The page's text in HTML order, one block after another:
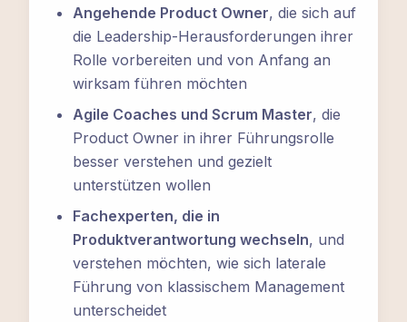
Angehende Product Owner, die sich auf
die Leadership-Herausforderungen ihrer
Rolle vorbereiten und von Anfang an
wirksam führen möchten
Agile Coaches und Scrum Master, die
Product Owner in ihrer Führungsrolle
besser verstehen und gezielt
unterstützen wollen
Fachexperten, die in
Produktverantwortung wechseln, und
verstehen möchten, wie sich laterale
Führung von klassischem Management
unterscheidet